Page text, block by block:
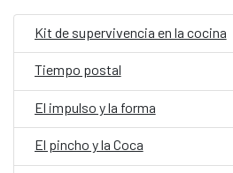
Kit de supervivencia en la cocina
Tiempo postal
El impulso y la forma
El pincho y la Coca